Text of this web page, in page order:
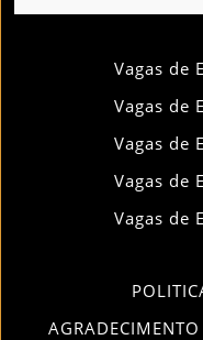
Vagas de
Vagas de
Vagas de
Vagas de
Vagas de